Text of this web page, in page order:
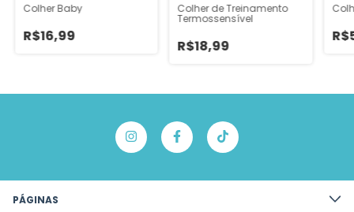
Colher Baby
R$16,99
Colher de Treinamento
Termossensível
R$18,99
PÁGINAS